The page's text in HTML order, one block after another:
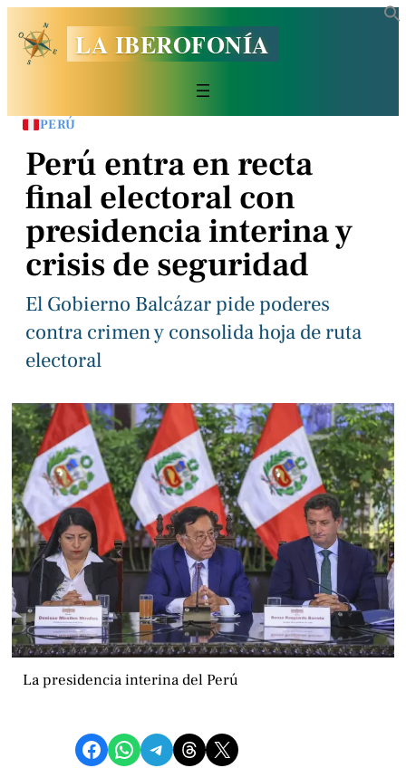
LA IBEROFONÍA
PERÚ
Perú entra en recta
final electoral con
presidencia interina y
crisis de seguridad
El Gobierno Balcázar pide poderes
contra crimen y consolida hoja de ruta
electoral
La presidencia interina del Perú
Compartir en Facebook Compartir en WhatsApp Compartir en Telegram Share on Threads Compartir en X